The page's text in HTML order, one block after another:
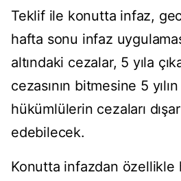
Teklif ile konutta infaz,
hafta sonu infaz
altındaki cezalar, 5 yıla
cezasının bitmesine 5
hükümlülerin cezaları
edebilecek.
Konutta infazdan özellikle